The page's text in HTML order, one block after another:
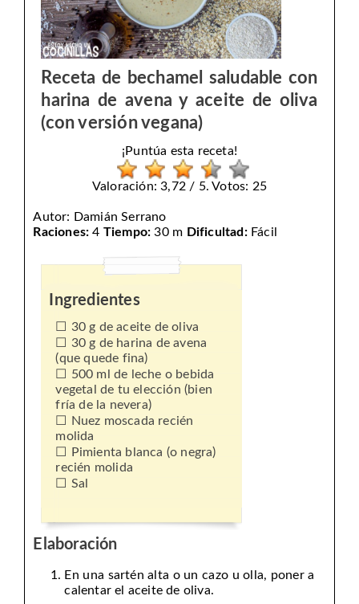
Receta de bechamel saludable con
harina de avena y aceite de oliva
(con versión vegana)
¡Puntúa esta receta!
Valoración: 3,72 / 5. Votos: 25
Autor: Damián Serrano
Raciones: 4 Tiempo: 30 m Dificultad:Fácil
Ingredientes
30 g de aceite de oliva
30 g de harina de avena
(que quede fina)
500 ml de leche o bebida
vegetal de tu elección (bien
fría de la nevera)
Nuez moscada recién
molida
Pimienta blanca (o negra)
recién molida
Sal
Elaboración
En una sartén alta o un cazo u olla, poner a
calentar el aceite de oliva.